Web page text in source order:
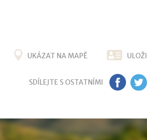
UKÁZAT NA MAPĚ
SDÍLEJTE S OSTATNÍMI FB TW